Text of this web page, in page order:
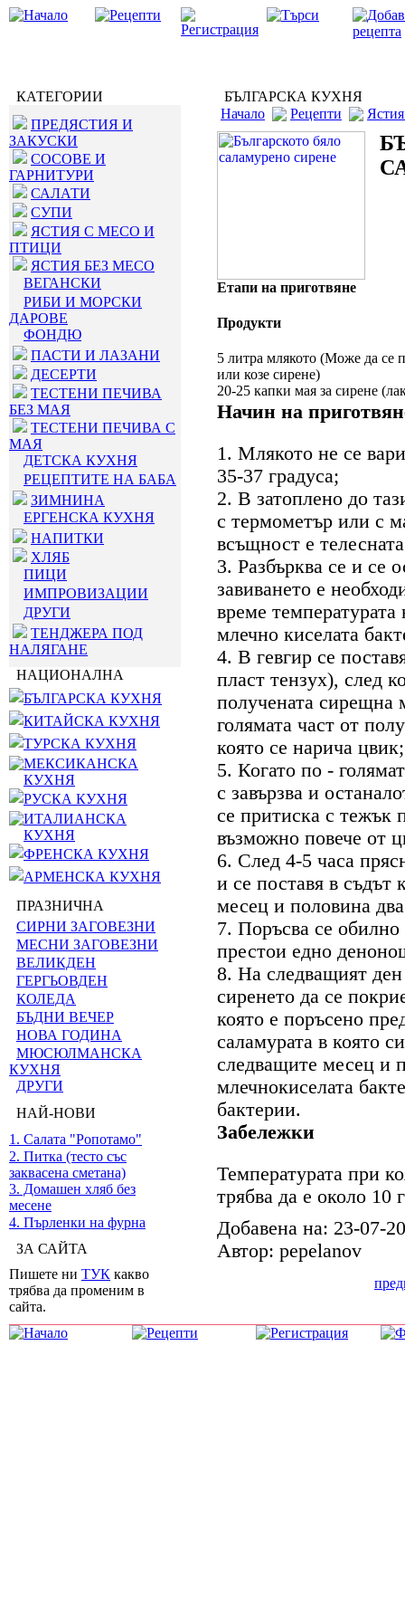
КАТЕГОРИИ
ПРЕДЯСТИЯ И
ЗАКУСКИ
СОСОВЕ И
ГАРНИТУРИ
САЛАТИ
СУПИ
ЯСТИЯ С МЕСО И
ПТИЦИ
ЯСТИЯ БЕЗ МЕСО
ВЕГАНСКИ
РИБИ И МОРСКИ
ДАРОВЕ
ФОНДЮ
ПАСТИ И ЛАЗАНИ
ДЕСЕРТИ
ТЕСТЕНИ ПЕЧИВА
БЕЗ МАЯ
ТЕСТЕНИ ПЕЧИВА С
МАЯ
ДЕТСКА КУХНЯ
РЕЦЕПТИТЕ НА БАБА
ЗИМНИНА
ЕРГЕНСКА КУХНЯ
НАПИТКИ
ХЛЯБ
ПИЦИ
ИМПРОВИЗАЦИИ
ДРУГИ
ТЕНДЖЕРА ПОД
НАЛЯГАНЕ
НАЦИОНАЛНА
БЪЛГАРСКА КУХНЯ
КИТАЙСКА КУХНЯ
ТУРСКА КУХНЯ
МЕКСИКАНСКА
КУХНЯ
РУСКА КУХНЯ
ИТАЛИАНСКА
КУХНЯ
ФРЕНСКА КУХНЯ
АРМЕНСКА КУХНЯ
ПРАЗНИЧНА
СИРНИ ЗАГОВЕЗНИ
МЕСНИ ЗАГОВЕЗНИ
ВЕЛИКДЕН
ГЕРГЬОВДЕН
КОЛЕДА
БЪДНИ ВЕЧЕР
НОВА ГОДИНА
МЮСЮЛМАНСКА
КУХНЯ
ДРУГИ
НАЙ-НОВИ
1. Салата "Ропотамо"
2. Питка (тесто със
заквасена сметана)
3. Домашен хляб без
месене
4. Пърленки на фурна
ЗА САЙТА
Пишете ни ТУК какво
трябва да променим в
сайта.
БЪЛГАРСКА КУХНЯ
Начало
Рецепти
Етапи на приготвяне
Продукти
5 литра млякото (Може да се
или козе сирене)
20-25 капки мая за сирене
Начин на
1. Млякото не се
35-37 градуса;
2. В затоплено до
с термометър или с
всъщност е
3. Разбърква се и се
завиването е
време температурата
млечно киселата
4. В гевгир се
пласт тензух), след
получената сирещна
голямата част от
която се нарича цвик;
5. Когато по -
с завързва и
се притиска с тежък
възможно повече от
6. След 4-5 часа
и се поставя в съдът
месец и половина
7. Поръсва се обилно
престои едно
8. На следващият ден
сиренето да се
която е поръсено
саламурата в която
следващите месец и
млечнокиселата
бактерии.
Забележки
Температурата при
трябва да е около 10
Добавена на: 23-07-
Автор: pepelanov